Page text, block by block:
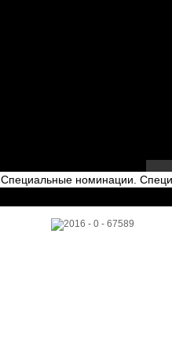
Специальные номинации.